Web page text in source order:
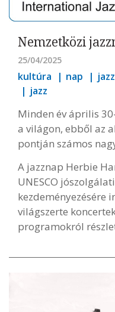
Nemzetközi
25/04/2025
kultúra nap
jazz
Minden év április
a világon, ebből az
pontján számos
A jazznap Herbie
UNESCO
kezdeményezésére
világszerte
programokról